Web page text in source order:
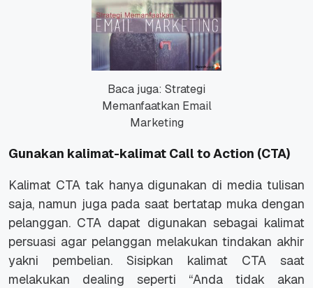
Baca juga: Strategi
Memanfaatkan Email
Marketing
Gunakan kalimat-kalimat Call to Action (CTA)
Kalimat CTA tak hanya digunakan di media tulisan
saja, namun juga pada saat bertatap muka dengan
pelanggan. CTA dapat digunakan sebagai kalimat
persuasi agar pelanggan melakukan tindakan akhir
yakni pembelian. Sisipkan kalimat CTA saat
melakukan dealing seperti “Anda tidak akan